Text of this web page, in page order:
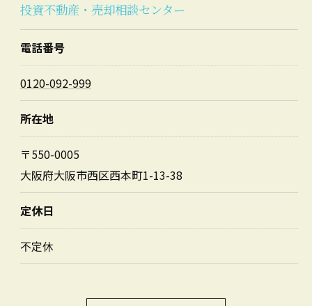
投資不動産・売却相談センター
電話番号
0120-092-999
所在地
〒550-0005
大阪府大阪市西区西本町1-13-38
定休日
不定休